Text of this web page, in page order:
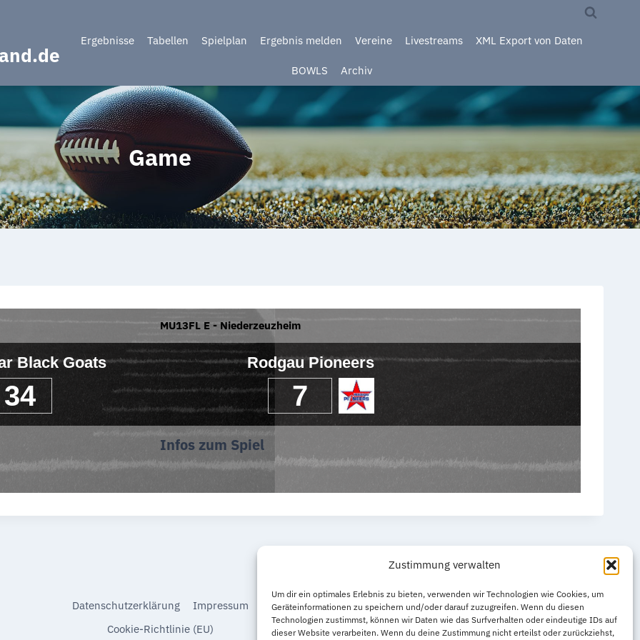
Zustimmung verwalten
Um dir ein optimales Erlebnis zu bieten, verwenden wir Technologien wie Cookies, um
Geräteinformationen zu speichern und/oder darauf zuzugreifen. Wenn du diesen
Technologien zustimmst, können wir Daten wie das Surfverhalten oder eindeutige IDs auf
dieser Website verarbeiten. Wenn du deine Zustimmung nicht erteilst oder zurückziehst,
Ergebnisse Tabellen Spielplan Ergebnis melden Vereine Livestreams XML Export von Daten
BOWLS Archiv
Game
MU13FL E - Niederzeuzheim
Black Goats Rodgau Pioneers
34 7
Infos zum Spiel
Datenschutzerklärung
Impressum
Cookie-Richtlinie (EU)